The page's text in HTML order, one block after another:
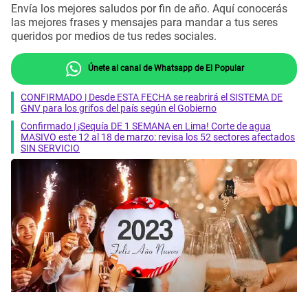
Envía los mejores saludos por fin de año. Aquí conocerás
las mejores frases y mensajes para mandar a tus seres
queridos por medios de tus redes sociales.
Únete al canal de Whatsapp de El Popular
CONFIRMADO | Desde ESTA FECHA se reabrirá el SISTEMA DE
GNV para los grifos del país según el Gobierno
Confirmado | ¡Sequía DE 1 SEMANA en Lima! Corte de agua
MASIVO este 12 al 18 de marzo: revisa los 52 sectores afectados
SIN SERVICIO